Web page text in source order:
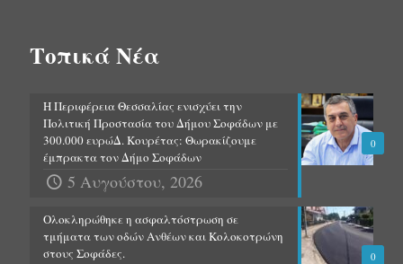
Τοπικά Νέα
0
Η Περιφέρεια Θεσσαλίας ενισχύει την
Πολιτική Προστασία του Δήμου Σοφάδων με
300.000 ευρώΔ. Κουρέτας: Θωρακίζουμε
έμπρακτα τον Δήμο Σοφάδων
5 Αυγούστου, 2026
0
Ολοκληρώθηκε η ασφαλτόστρωση σε
τμήματα των οδών Ανθέων και Κολοκοτρώνη
στους Σοφάδες.